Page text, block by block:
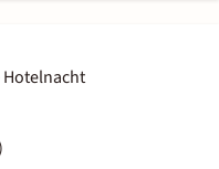
Hotelnacht